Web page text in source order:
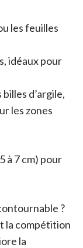
les feuilles
idéaux pour
d’argile,
les zones
à 7 cm) pour
?
la compétition
la